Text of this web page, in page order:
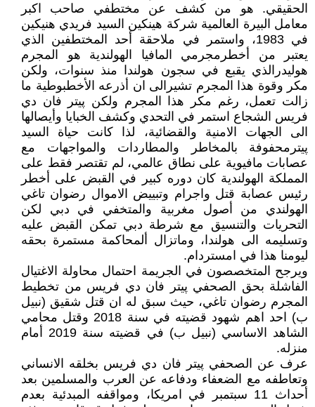
الحقيقي. هو من كشف عن مختطفي صاحب اكبر
معامل البيرة العالمية شركة هينكين السيد فريدي هنيكين
في 1983، واستمر في ملاحقة أحد المختطفين الذي
يعتبر من أخطرمجرمي المافيا الهولندية هو المجرم
هوليدرالذي يقبع في سجون هولندا منذ سنوات، ولكن
مكر وقوة هذا المجرم تشيرالى ان أذرعه الأخطبوطية ما
زالت تعمل، رغم مكر هذا المجرم ولكن پيتر فان دي
فريس الشجاع استمر في التحدي وكشف الخبايا وأيصالها
الى الجهات الامنية والقضائية، لذا كانت حياة السيد
پيترمحفوفة بالمخاطر والمطاردات والمواجهات مع
عصابات مافيوية على نطاق عالمي، لم تقتصر فقط على
المملكة الهولندية كان دوره كبير في القبض على أخطر
رئيس عصابة قتل واجرام وتبييض الاموال رضوان تاغي
الهولندي من أصول مغربية والمتخفي في دبي لكن
التحريات والتنسيق مع شرطة دبي تمكن القبض عليه
وتسليمه الى هولندا، وماتزال ألمحاكمة مستمرة بحقه
ليومنا هذا في امستردام.
ويرجح المتخصصون في الجريمة احتمال محاولة الاغتيال
الفاشلة بحق الصحفي پيتر فان دي فريس من تخطيط
المجرم رضوان تاغي، حيث سبق له ان قتل شقيق (نبيل
ب) احد اهم شهود قضيته في سنة 2018 وقتل محامي
الشاهد الاساسي (نبيل ب) في قضيته سنة 2019 أمام
منزله.
عرف عن الصحفي پيتر فان دي فريس بخلقه الانساني
وتعاطفه مع الضعفاء ودفاعه عن العرب والمسلمين بعد
أحداث 11 سبتمبر في امريكا، ومواقفه المبدئية بعدم